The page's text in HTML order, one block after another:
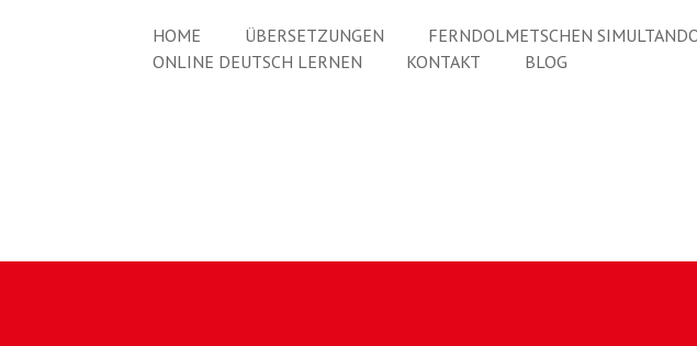
HOME ÜBERSETZUNGEN
FERNDOLMETSCHEN
ONLINE DEUTSCH LERNEN
KONTAKT BLOG